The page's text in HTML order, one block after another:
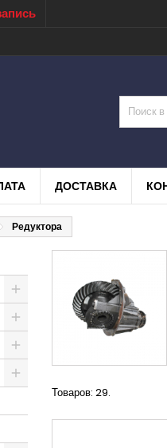
ДОСТАВКА
Редуктора
Товаров: 29.